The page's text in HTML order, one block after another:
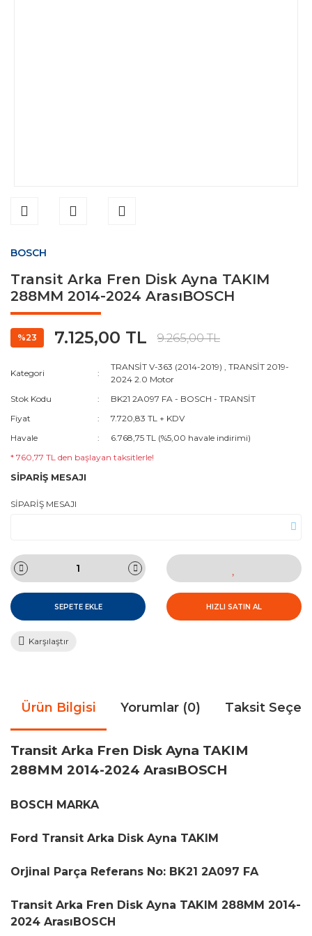
BOSCH
Transit Arka Fren Disk Ayna TAKIM
288MM 2014-2024 ArasıBOSCH
%23 7.125,00 TL 9.265,00 TL
Kategori
TRANSİT V-363 (2014-2019) ,TRANSİT 2019-
2024 2.0 Motor
Stok Kodu
BK21 2A097 FA - BOSCH - TRANSİT
Fiyat
7.720,83 TL + KDV
Havale
6.768,75 TL (%5,00 havale indirimi)
* 760,77 TL den başlayan taksitlerle!
SİPARİŞ MESAJI
SİPARİŞ MESAJI
SEPETE EKLE HIZLI SATIN AL
Karşılaştır
Ürün Bilgisi Yorumlar (0) Taksit
Transit Arka Fren Disk Ayna TAKIM
288MM 2014-2024 ArasıBOSCH
BOSCH MARKA
Ford Transit Arka Disk Ayna TAKIM
Orjinal Parça Referans No: BK21 2A097 FA
Transit Arka Fren Disk Ayna TAKIM 288MM 2014-
2024 ArasıBOSCH